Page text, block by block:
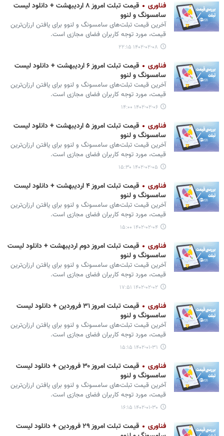
فناوری
قیمت تبلت امروز ۸ اردیبهشت + دانلود لیست
سامسونگ و لنوو
آخرین قیمت تبلت‌های سامسونگ و لنوو برای یافتن ارزان‌ترین
قیمت، مورد توجه کاربران فضای مجازی است.
۱۴۰۲-۰۲-۰۸ ۲۲:۱۵
فناوری
قیمت تبلت امروز ۶ اردیبهشت + دانلود لیست
سامسونگ و لنوو
آخرین قیمت تبلت‌های سامسونگ و لنوو برای یافتن ارزان‌ترین
قیمت، مورد توجه کاربران فضای مجازی است.
۱۴۰۲-۰۲-۰۶ ۱۴:۰۰
فناوری
قیمت تبلت امروز ۵ اردیبهشت + دانلود لیست
سامسونگ و لنوو
آخرین قیمت تبلت‌های سامسونگ و لنوو برای یافتن ارزان‌ترین
قیمت، مورد توجه کاربران فضای مجازی است.
۱۴۰۲-۰۲-۰۵ ۱۵:۳۰
فناوری
قیمت تبلت امروز ۴ اردیبهشت + دانلود لیست
سامسونگ و لنوو
آخرین قیمت تبلت‌های سامسونگ و لنوو برای یافتن ارزان‌ترین
قیمت، مورد توجه کاربران فضای مجازی است.
۱۴۰۲-۰۲-۰۴ ۱۵:۰۰
فناوری
قیمت تبلت امروز دوم اردیبهشت + دانلود لیست
سامسونگ و لنوو
آخرین قیمت تبلت‌های سامسونگ و لنوو برای یافتن ارزان‌ترین
قیمت، مورد توجه کاربران فضای مجازی است.
۱۴۰۲-۰۲-۰۲ ۱۷:۵۱
فناوری
قیمت تبلت امروز ۳۱ فروردین + دانلود لیست
سامسونگ و لنوو
آخرین قیمت تبلت‌های سامسونگ و لنوو برای یافتن ارزان‌ترین
قیمت، مورد توجه کاربران فضای مجازی است.
۱۴۰۲-۰۱-۳۱ ۱۵:۱۵
فناوری
قیمت تبلت امروز ۳۰ فروردین + دانلود لیست
سامسونگ و لنوو
آخرین قیمت تبلت‌های سامسونگ و لنوو برای یافتن ارزان‌ترین
قیمت، مورد توجه کاربران فضای مجازی است.
۱۴۰۲-۰۱-۳۰ ۱۶:۱۵
فناوری
قیمت تبلت امروز ۲۹ فروردین + دانلود لیست